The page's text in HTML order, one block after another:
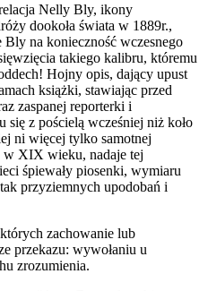
Nelly Bly, ikony
dookoła świata w 1889r.,
na konieczność wczesnego
takiego kalibru, któremu
Hojny opis, dający upust
książki, stawiając przed
zaspanej reporterki i
się z pościelą wcześniej niż koło
ni więcej tylko samotnej
w XIX wieku, nadaje tej
śpiewały piosenki, wymiaru
przyziemnych upodobań i
zachowanie lub
przekazu: wywołaniu u
zrozumienia.